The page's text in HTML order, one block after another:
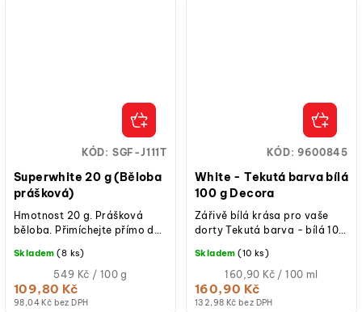
Superwhite 20 g (Běloba
prášková)
98,04 Kč bez DPH
109,80 Kč
Měrná
cena:
549 Kč / 100 g
Skladem (8 ks)
Hmotnost 20 g. Prášková
běloba. Přimíchejte přímo do
krém, potahovací a
modelovací hmota....
KÓD: SGF-J111T
White - Tekutá barva bílá
100 g Decora
132,98 Kč bez DPH
160,90 Kč
Měrná
cena:
160,90 Kč / 100 ml
Skladem (10 ks)
Zářivě bílá krása pro vaše
dorty Tekutá barva - bílá 100
každého cukráře, pekaře i...
KÓD:9600845